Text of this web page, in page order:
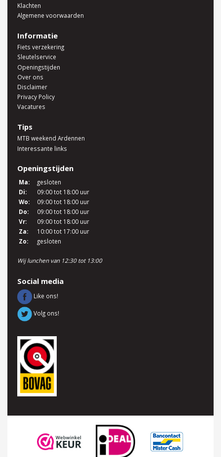
Klachten
Algemene voorwaarden
Informatie
Fiets verzekering
Sleutelservice
Openingstijden
Over ons
Disclaimer
Privacy Policy
Vacatures
Tips
MTB weekend Ardennen
Interessante links
Openingstijden
Ma:
gesloten
Di:
09:00 tot 18:00 uur
Wo:
09:00 tot 18:00 uur
Do:
09:00 tot 18:00 uur
Vr:
09:00 tot 18:00 uur
Za:
10:00 tot 17:00 uur
Zo:
gesloten
Wij lunchen van 12:30 tot 13:00
Social media
Like ons!
Volg ons!